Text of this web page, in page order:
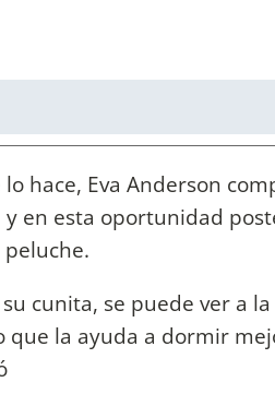
hace, Eva Anderson
en esta oportunidad
cunita, se puede ver a
que la ayuda a dormir